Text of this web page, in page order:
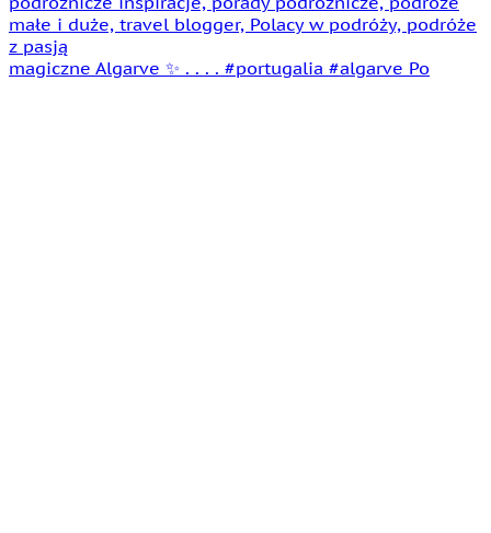
magiczne Algarve ✨ . . . . #portugalia #algarve Po